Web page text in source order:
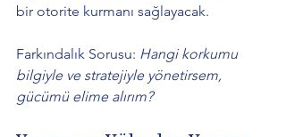
bir otorite kurmanı sağlayacak.
Farkındalık Sorusu: Hangi korkumu
bilgiyle ve stratejiyle yönetirsem,
gücümü elime alırım?